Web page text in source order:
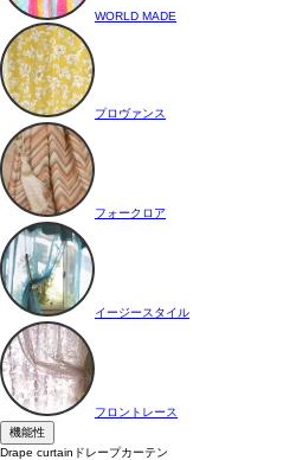
WORLD MADE
プロヴァンス
フォークロア
イージースタイル
フロントレース
機能性
Drape curtain ドレープカーテン